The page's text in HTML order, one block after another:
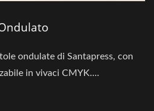
ondulate di Santapress, con
in vivaci CMYK....